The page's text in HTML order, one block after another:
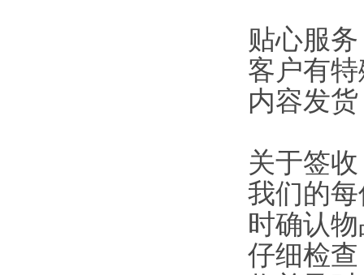
贴心服务
客户有
内容发货
关于签收
我们的
时确认
仔细检